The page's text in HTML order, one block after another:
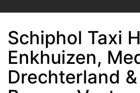
Schiphol Taxi
Enkhuizen,
Drechterland